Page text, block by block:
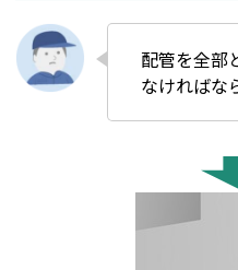
配管を全部
なければな